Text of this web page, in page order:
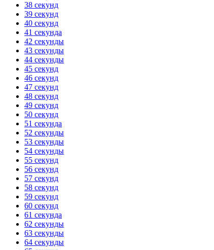
38 секунд
39 секунд
40 секунд
41 секунда
42 секунды
43 секунды
44 секунды
45 секунд
46 секунд
47 секунд
48 секунд
49 секунд
50 секунд
51 секунда
52 секунды
53 секунды
54 секунды
55 секунд
56 секунд
57 секунд
58 секунд
59 секунд
60 секунд
61 секунда
62 секунды
63 секунды
64 секунды